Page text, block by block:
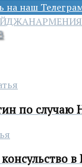
на наш
АРМЕНИЯ
по случаю
в